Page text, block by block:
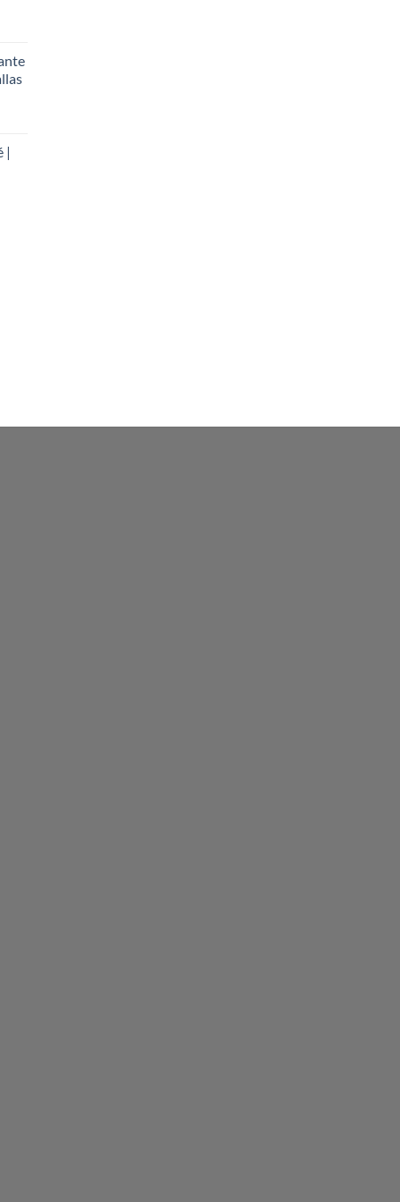
|